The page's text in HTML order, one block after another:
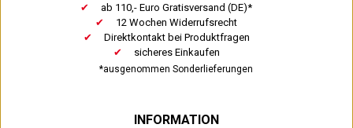
ab 110,- Euro Gratisversand (DE)*
12 Wochen Widerrufsrecht
Direktkontakt bei Produktfragen
sicheres Einkaufen
*ausgenommen Sonderlieferungen
INFORMATION